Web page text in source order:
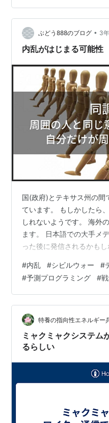
ミャクシステムで 暴れた
うから…
ぶどう888のブログ • 3
内乱がはじまる可能性
国(政府)とテキサス州の間
ています。 もしかしたら
しれないようです。 海外
ます。 日本語での大手メ
った後に発信されるかも
名です。 テキサス人は
独特な気質を持ってます
Civil War(内乱)が起こるか
か書いたことがあります
いう予測プログラミング(
#内乱 #シビルウォー #
#予測プログラミング #
特養の指向性エネルギー
ミャクミャクシステム
るらしい